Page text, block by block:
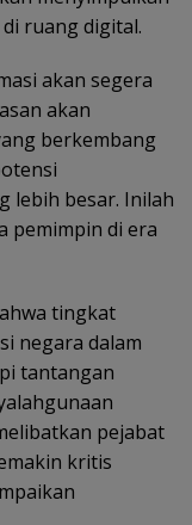
ruang digital.
akan segera
akan
berkembang
lebih besar. Inilah
pemimpin di era
tingkat
negara dalam
tantangan
pejabat
kritis